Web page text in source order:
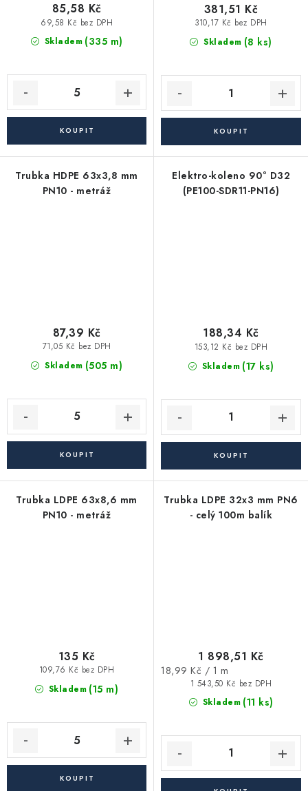
Skladem (335 m)
69,58 Kč bez DPH
85,58 Kč
Skladem (8 ks)
310,17 Kč bez DPH
381,51 Kč
Trubka HDPE 63x3,8 mm
PN10 - metráž
Skladem (505 m)
71,05 Kč bez DPH
87,39 Kč
Elektro-koleno 90° D32
(PE100-SDR11-PN16)
Skladem (17 ks)
153,12 Kč bez DPH
188,34 Kč
Trubka LDPE 63x8,6 mm
PN10 - metráž
Skladem (15 m)
109,76 Kč bez DPH
135 Kč
Trubka LDPE 32x3 mm PN6
- celý 100m balík
Skladem (11 ks)
1 543,50 Kč bez DPH
1 898,51 Kč
Měrná
18,99 Kč / 1 m